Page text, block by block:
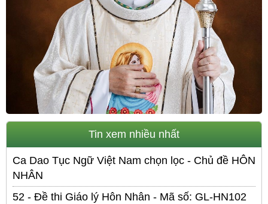
Tin xem nhiều nhất
Ca Dao Tục Ngữ Việt Nam chọn lọc - Chủ đề HÔN
NHÂN
52 - Đề thi Giáo lý Hôn Nhân - Mã số: GL-HN102